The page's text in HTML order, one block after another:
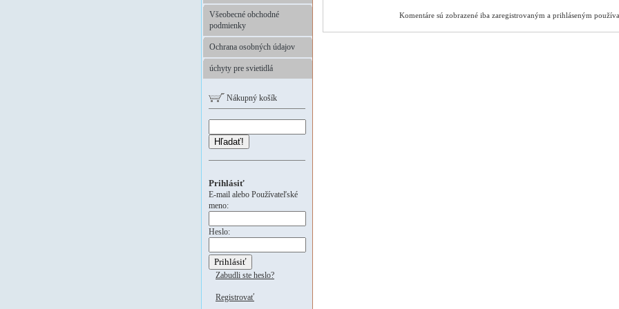
Všeobecné obchodné
podmienky
Ochrana osobných údajov
úchyty pre svietidlá
Nákupný košík
Hľadať!
Prihlásiť
E-mail alebo Používateľské
meno:
Heslo:
Zabudli ste heslo?
Registrovať
Komentáre sú zobrazené iba zaregistrovaným a prihláseným